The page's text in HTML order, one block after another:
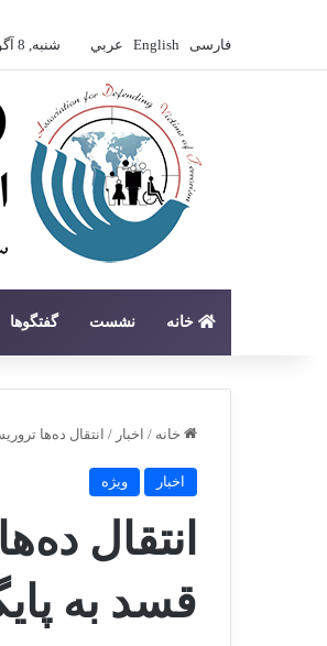
فارسی English عربي شنبه, 8 آگوست 2026
خانه نشست گفتگوها
خانه / اخبار / انتقال ده‌ها
اخبار ویژه
انتقال
قسد به